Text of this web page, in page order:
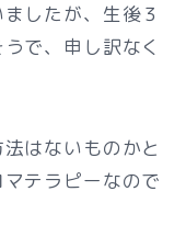
したが、生後３
で、申し訳なく
はないものかと
テラピーなので